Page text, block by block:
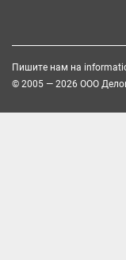
Пишите нам на
© 2005 — 2026 ООО